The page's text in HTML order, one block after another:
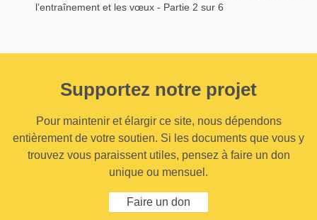
l’entraînement et les vœux - Partie 2 sur 6
Supportez notre projet
Pour maintenir et élargir ce site, nous dépendons
entièrement de votre soutien. Si les documents que vous y
trouvez vous paraissent utiles, pensez à faire un don
unique ou mensuel.
Faire un don